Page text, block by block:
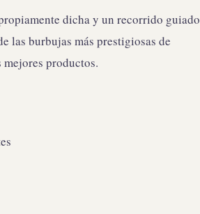
dicha y un recorrido guiado
las burbujas más prestigiosas de
productos.